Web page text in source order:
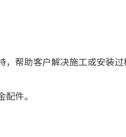
帮助客户解决施工或安装过
件。